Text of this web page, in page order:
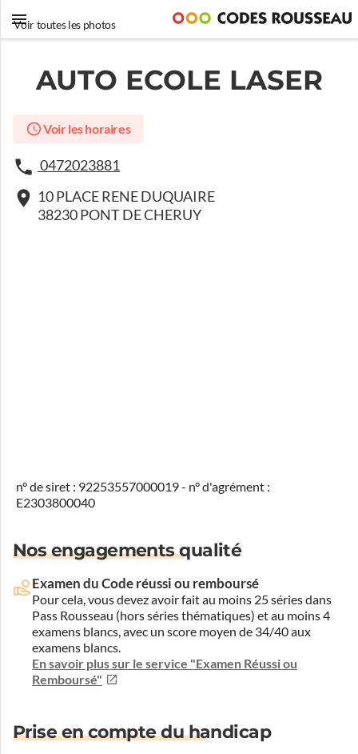
Voir toutes les photos
AUTO ECOLE LASER
Voir les horaires
0472023881
10 PLACE RENE DUQUAIRE
38230 PONT DE CHERUY
n° de siret : 92253557000019 - n° d'agrément :
E2303800040
Nos engagements qualité
Examen du Code réussi ou remboursé
Pour cela, vous devez avoir fait au moins 25 séries dans
Pass Rousseau (hors séries thématiques) et au moins 4
examens blancs, avec un score moyen de 34/40 aux
examens blancs.
En savoir plus sur le service "Examen Réussi ou
Remboursé"
Prise en compte du handicap